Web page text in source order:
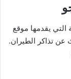
التي يقدمها موقع
تذاكر الطيران.